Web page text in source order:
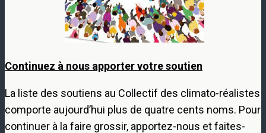
Continuez à nous apporter votre soutien
La liste des soutiens au Collectif des climato-réalistes
comporte aujourd’hui plus de quatre cents noms. Pour
continuer à la faire grossir, apportez-nous et faites-